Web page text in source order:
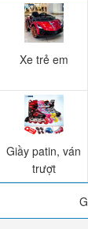
Xe trẻ em
Giầy patin, ván
trượt